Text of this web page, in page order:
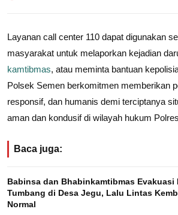
Layanan call center 110 dapat digunakan
masyarakat untuk melaporkan kejadian
kamtibmas, atau meminta bantuan
Polsek Semen berkomitmen memberikan
responsif, dan humanis demi terciptanya
aman dan kondusif di wilayah hukum
Baca juga:
Babinsa dan Bhabinkamtibmas Evakuasi
Tumbang di Desa Jegu, Lalu Lintas
Normal